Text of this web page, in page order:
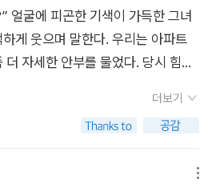
림, 불만과 결핍이 존재의 방식이
, 결국엔 자기를 잃어가는 이와 마
고닉은 “이곳을 기쁨으로 가득
는 작가에게 그가 “지금까지 몸으로
상이 아니었”(215)음을 일깨워준
작가의 선언은 도시도 바로 그 방식
그토록 화려하게 건재해왔음을
얼굴에 피곤한 기색이 가득한 그녀
게 웃으며 말한다. 우리는 아파트
자세한 안부를 물었다. 당시 힘들
이내 그녀의 표정과 목소리는 마지막
그 기억 때문에 문득 생각이 나도,
다. 그녀는 당시 자신의 문제를 말
노가 나를 향하는 것이 아님에도
더보기